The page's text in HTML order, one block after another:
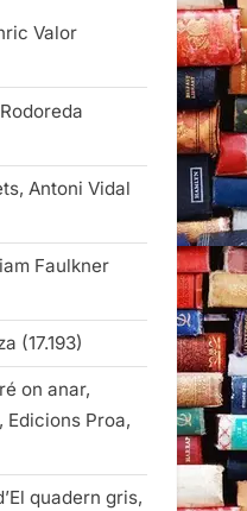
Valor
Antoni Vidal
Faulkner
(17.193)
on anar,
Edicions Proa,
quadern gris,